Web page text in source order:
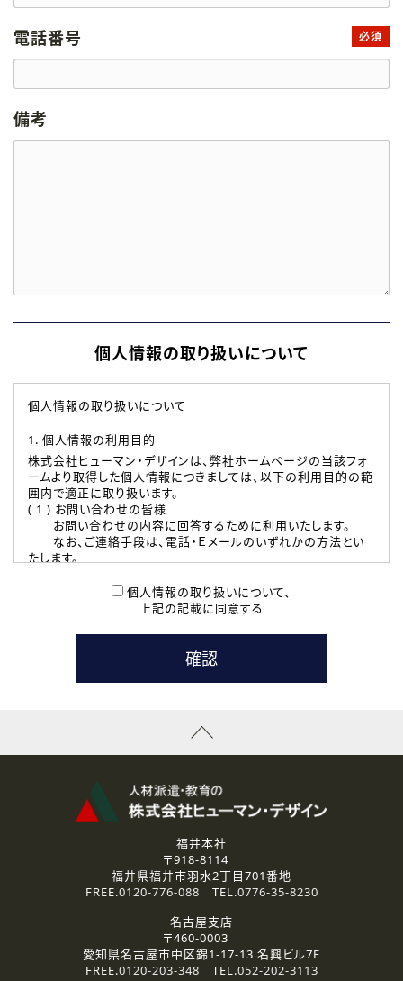
電話番号 必須
備考
個人情報の取り扱いについて
個人情報の取り扱いについて
1. 個人情報の利用目的
株式会社ヒューマン・デザインは、弊社ホームページの当該フォ
ームより取得した個人情報につきましては、以下の利用目的の範
囲内で適正に取り扱います。
( 1 ) お問い合わせの皆様
お問い合わせの内容に回答するために利用いたします。
なお、ご連絡手段は、電話・Ｅメールのいずれかの方法とい
たします。
本登録に関するご連絡および本登録時の参考情報として利
たします。
( 3 ) スタッフ派遣を検討されている企業の皆様
お問い合わせの内容に回答するために利用いたします。
なお、ご連絡手段は、電話・Ｅメールのいずれかの方法とい
資料送付、受講相談に関するご連絡のために利用いたしま
その他、お問い合わせの内容に回答するために利用いたし
なお、ご連絡手段は、電話・Ｅメールのいずれかの方法とい
2.個人情報の第三者提供
ご提供いただいた個人情報は、法令等の規定に従う場合を除き、
3.個人情報の取り扱いの委託
弊社の定める個人情報保護の評価基準を満たした委託先に、個
人情報を委託する場合があります。
個人情報の取り扱いについて、
上記の記載に同意する
福井本社
〒918-8114
福井県福井市羽水2丁目701番地
FREE.0120-776-088 TEL.0776-35-8230
名古屋支店
〒460-0003
愛知県名古屋市中区錦1-17-13 名興ビル7F
FREE.0120-203-348 TEL.052-202-3113